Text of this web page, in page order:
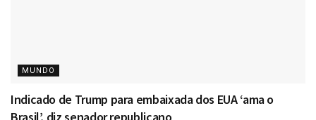
MUNDO
Indicado de Trump para embaixada dos EUA ‘ama o
Brasil’, diz senador republicano